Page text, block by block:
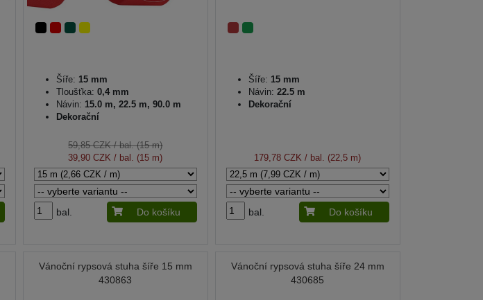
Šíře: 15 mm
Tloušťka: 0,4 mm
Návin: 15.0 m, 22.5 m, 90.0 m
Dekorační
59,85 CZK/ bal. (15 m)
39,90 CZK / bal. (15 m)
bal. Do košíku
Šíře: 15 mm
Návin: 22.5 m
Dekorační
179,78 CZK / bal. (22,5 m)
bal. Do košíku
Vánoční rypsová stuha šíře 15 mm
430863
Vánoční rypsová stuha šíře 24 mm
430685